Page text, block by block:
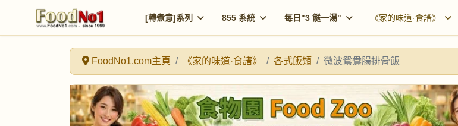
[轉煮意]系列 855 系統 每日"3 餸一湯" 《家的味道·食譜》
FoodNo1.com主頁 《家的味道·食譜》 各式飯類 微波鴛鴦腸排骨飯